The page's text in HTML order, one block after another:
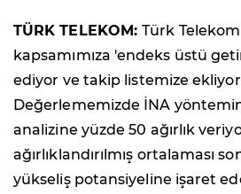
TÜRK TELEKOM:Türk
kapsamımıza 'endeks üstü
ediyor ve takip listemize
Değerlememizde İNA
analizine yüzde 50 ağırlık
ağırlıklandırılmış ortalaması
yükseliş potansiyeline işaret